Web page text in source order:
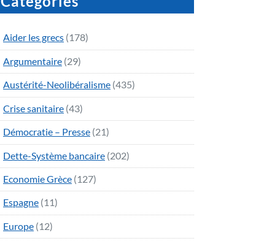
Aider les grecs (178)
Argumentaire (29)
Austérité-Neolibéralisme (435)
Crise sanitaire (43)
Démocratie – Presse (21)
Dette-Système bancaire (202)
Economie Grèce (127)
Espagne (11)
Europe (12)